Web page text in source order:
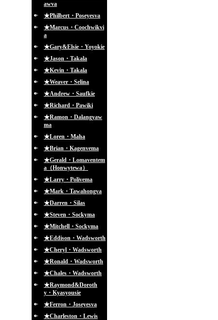
awva
★Philbert・Poseyesva
★Marcus・Coochwikvi
a
★Gary&Elsie・Yoyokie
★Jason・Takala
★Kevin・Takala
★Weaver・Selina
★Andrew・Saufkie
★Richard・Pawiki
★Ramon・Dalangyaw
ma
★Loren・Maha
★Brian・Kagenvema
★Gerald・Lomaventem
a（Honwytewa）
★Larry・Polivema
★Mark・Tawahongva
★Darren・Silas
★Steven・Sockyma
★Mitchell・Sockyma
★Eddison・Wadsworth
★Cheryl・Wadsworth
★Ronald・Wadsworth
★Chales・Wadsworth
★Raymond&Doroth
y・Kyasyousie
★Ferron・Joseyesva
★Charleston・Lewis